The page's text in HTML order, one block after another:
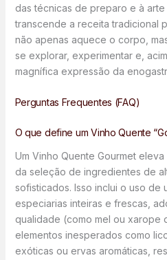
das técnicas de preparo e à
transcende a receita tradicional
não apenas aquece o corpo,
se explorar, experimentar e,
magnífica expressão da
Perguntas Frequentes (FAQ)
O que define um Vinho Quente
Um Vinho Quente Gourmet
da seleção de ingredientes de
sofisticados. Isso inclui o uso de
especiarias inteiras e frescas,
qualidade (como mel ou
elementos inesperados como
exóticas ou ervas aromáticas,